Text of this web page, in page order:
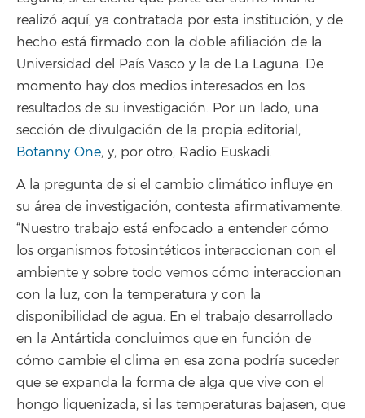
realizó aquí, ya contratada por esta institución, y de
hecho está firmado con la doble afiliación de la
Universidad del País Vasco y la de La Laguna. De
momento hay dos medios interesados en los
resultados de su investigación. Por un lado, una
sección de divulgación de la propia editorial,
Botanny One, y, por otro, Radio Euskadi.
A la pregunta de si el cambio climático influye en
su área de investigación, contesta afirmativamente.
“Nuestro trabajo está enfocado a entender cómo
los organismos fotosintéticos interaccionan con el
ambiente y sobre todo vemos cómo interaccionan
con la luz, con la temperatura y con la
disponibilidad de agua. En el trabajo desarrollado
en la Antártida concluimos que en función de
cómo cambie el clima en esa zona podría suceder
que se expanda la forma de alga que vive con el
hongo liquenizada, si las temperaturas bajasen, que